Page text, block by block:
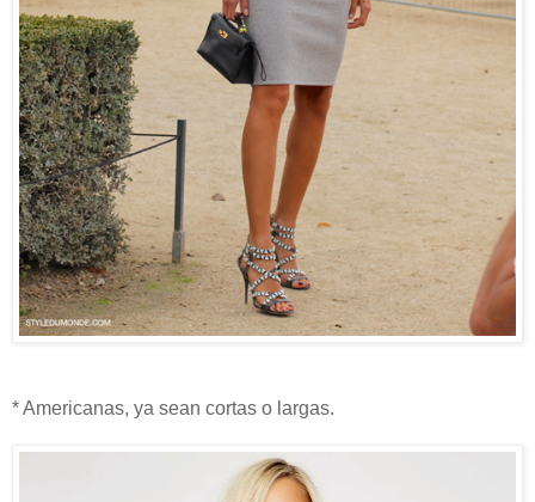
* Americanas, ya sean cortas o largas.